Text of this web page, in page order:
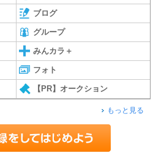
ブログ
グループ
みんカラ＋
フォト
【PR】オークション
もっと見る